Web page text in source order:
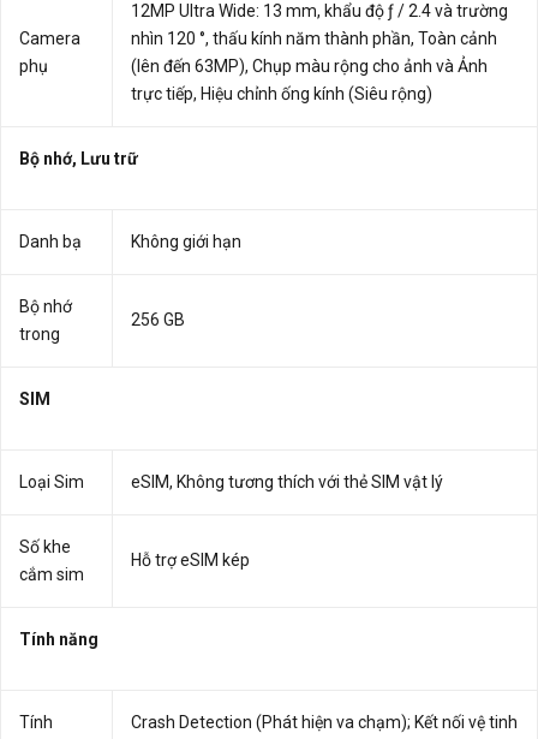
Camera
phụ
12MP Ultra Wide: 13 mm, khẩu độ ƒ / 2.4 và trường
nhìn 120 °, thấu kính năm thành phần, Toàn cảnh
(lên đến 63MP), Chụp màu rộng cho ảnh và Ảnh
trực tiếp, Hiệu chỉnh ống kính (Siêu rộng)
Bộ nhớ, Lưu trữ
Danh bạ Không giới hạn
Bộ nhớ
trong
256 GB
SIM
Loại Sim eSIM, Không tương thích với thẻ SIM vật lý
Số khe
cắm sim
Hỗ trợ eSIM kép
Tính năng
Tính
Crash Detection (Phát hiện va chạm); Kết nối vệ tinh